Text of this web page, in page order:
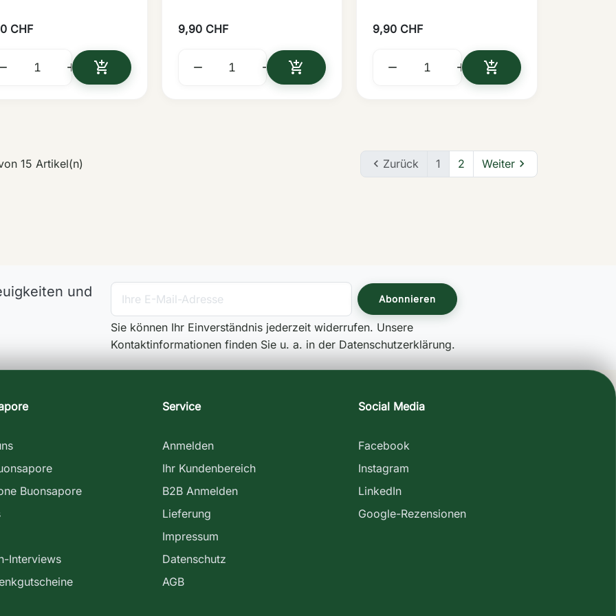
CHF
 
IN DEN WARENKORB
9,90 CHF
  
IN DEN WARENKORB
9,90 CHF
  
IN DEN WARENKORB
15 Artikel(n)  Zurück 1 2 Weiter
und
Sie können Ihr Einverständnis jederzeit widerrufen. Unsere
Kontaktinformationen finden Sie u. a. in der Datenschutzerklärung.
Buonsapore
Interviews
Service
Anmelden
Ihr Kundenbereich
B2B Anmelden
Lieferung
Impressum
Datenschutz
AGB
Social Media
Facebook
Instagram
LinkedIn
Google-Rezensionen